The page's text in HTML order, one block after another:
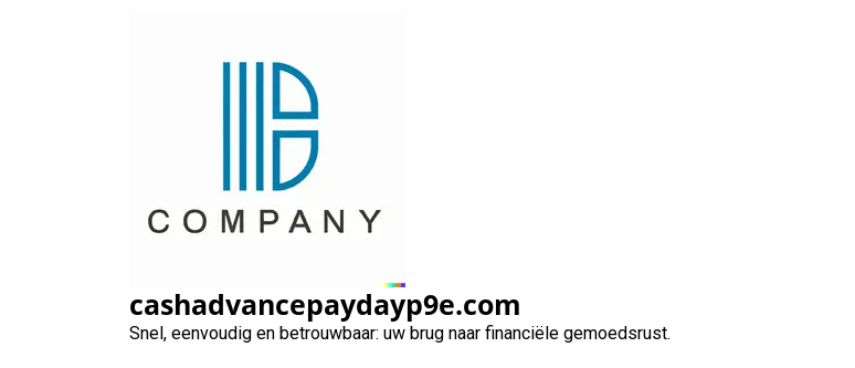
cashadvancepaydayp9e.com
Snel, eenvoudig en betrouwbaar: uw brug naar financiële gemoedsrust.
Alles wat u moet weten over